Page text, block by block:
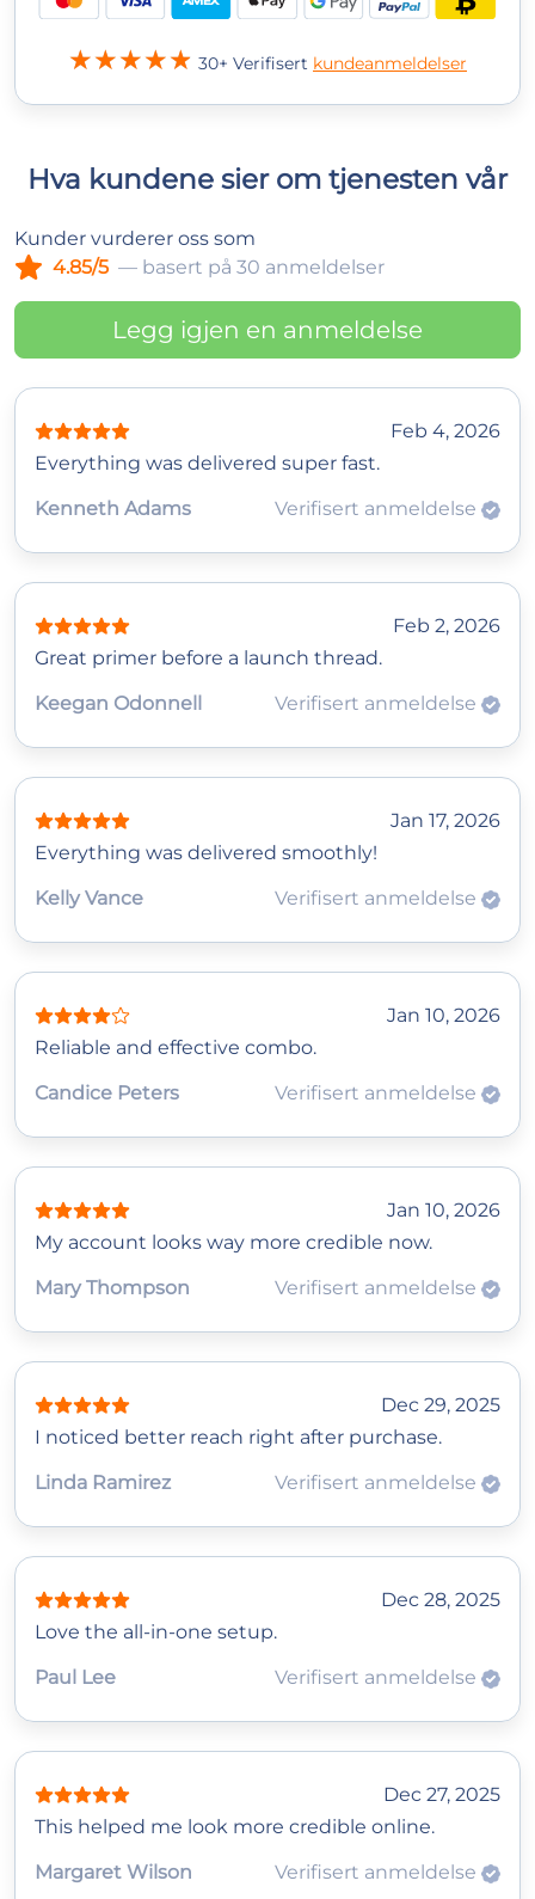
30+ Verifisert kundeanmeldelser
Hva kundene sier om tjenesten vår
Kunder vurderer oss som
4.85/5 — basert på 30 anmeldelser
Legg igjen en anmeldelse
Feb 4, 2026
Everything was delivered super fast.
Kenneth Adams
Verifisert anmeldelse
Feb 2, 2026
Great primer before a launch thread.
Keegan Odonnell
Verifisert anmeldelse
Jan 17, 2026
Everything was delivered smoothly!
Kelly Vance
Verifisert anmeldelse
Jan 10, 2026
Reliable and effective combo.
Candice Peters
Verifisert anmeldelse
Jan 10, 2026
My account looks way more credible now.
Mary Thompson
Verifisert anmeldelse
Dec 29, 2025
I noticed better reach right after purchase.
Linda Ramirez
Verifisert anmeldelse
Dec 28, 2025
Love the all-in-one setup.
Paul Lee
Verifisert anmeldelse
Dec 27, 2025
This helped me look more credible online.
Margaret Wilson
Verifisert anmeldelse